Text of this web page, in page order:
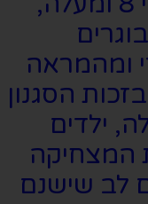
ומהמראה
הסגנון
ילדים
המצחיקה
לב שישנם